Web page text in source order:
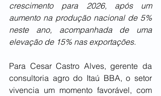
crescimento para 2026, após um
aumento na produção nacional de 5%
neste ano, acompanhada de uma
elevação de 15% nas exportações.
Para Cesar Castro Alves, gerente da
consultoria agro do Itaú BBA, o setor
vivencia um momento favorável, com